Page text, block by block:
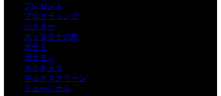
プレゼント
プログラミング
ベクター
ホッタラケの島
ポケト
ポケモン
マチキャラ
マルチスクリーン
ミュージカル